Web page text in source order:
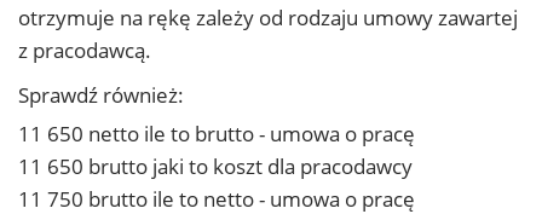
otrzymuje na rękę zależy od rodzaju umowy zawartej
z pracodawcą.
Sprawdź również:
11 650 netto ile to brutto - umowa o pracę
11 650 brutto jaki to koszt dla pracodawcy
11 750 brutto ile to netto - umowa o pracę